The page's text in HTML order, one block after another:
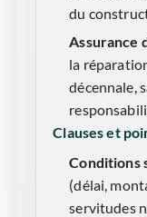
du
Assurance
la
décennale,
Clauses et
Conditions
(délai,
servitudes